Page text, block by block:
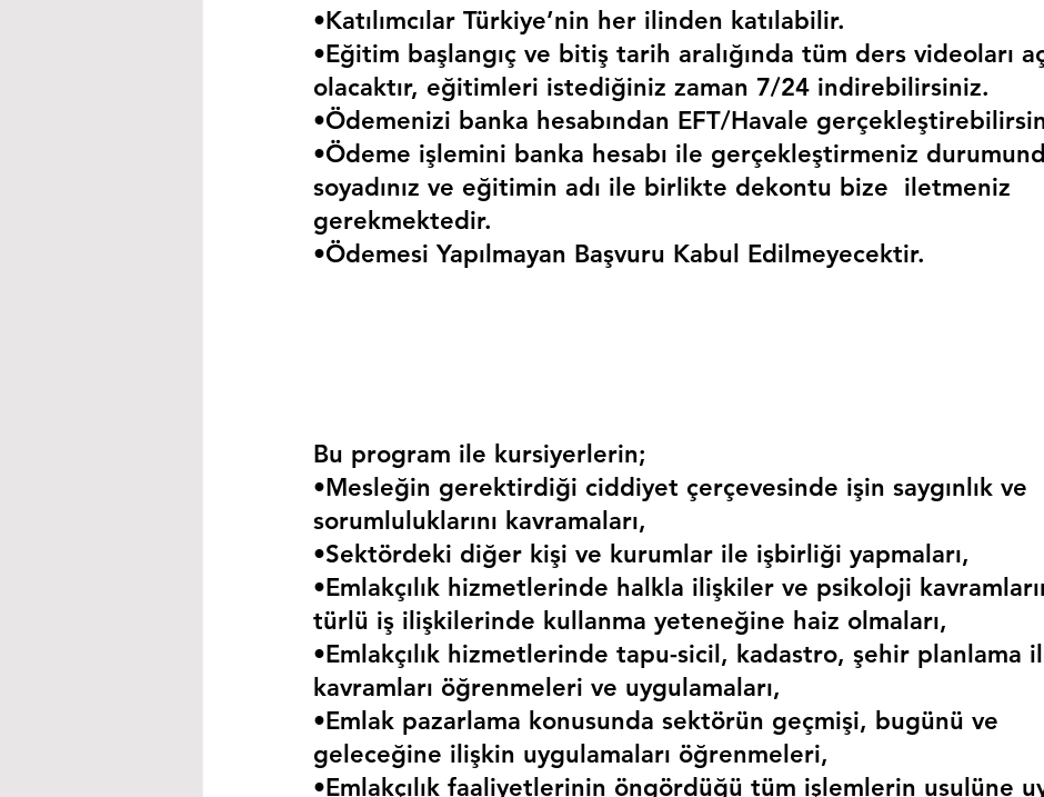
•Katılımcılar Türkiye’nin her ilinden katılabilir.
•Eğitim başlangıç ve bitiş tarih aralığında tüm ders videoları
olacaktır, eğitimleri istediğiniz zaman 7/24 indirebilirsiniz.
•Ödemenizi banka hesabından EFT/Havale
•Ödeme işlemini banka hesabı ile gerçekleştirmeniz
soyadınız ve eğitimin adı ile birlikte dekontu bize  iletmeniz
gerekmektedir.
•Ödemesi Yapılmayan Başvuru Kabul Edilmeyecektir.
Bu program ile kursiyerlerin;
•Mesleğin gerektirdiği ciddiyet çerçevesinde işin saygınlık ve
sorumluluklarını kavramaları,
•Sektördeki diğer kişi ve kurumlar ile işbirliği yapmaları,
•Emlakçılık hizmetlerinde halkla ilişkiler ve psikoloji
türlü iş ilişkilerinde kullanma yeteneğine haiz olmaları,
•Emlakçılık hizmetlerinde tapu-sicil, kadastro, şehir planlama
kavramları öğrenmeleri ve uygulamaları,
•Emlak pazarlama konusunda sektörün geçmişi, bugünü ve
geleceğine ilişkin uygulamaları öğrenmeleri,
•Emlakçılık faaliyetlerinin öngördüğü tüm işlemlerin usulüne